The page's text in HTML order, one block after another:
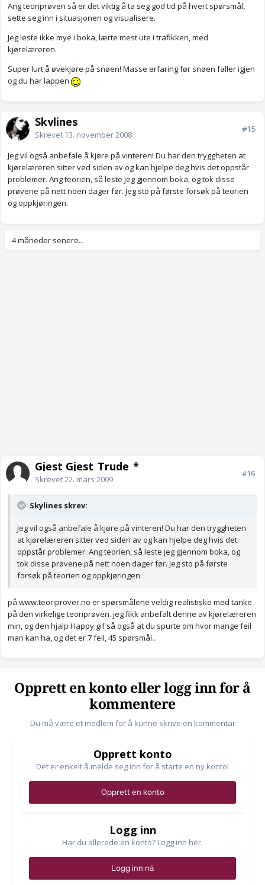
Ang teoriprøven så er det viktig å ta seg god tid på hvert spørsmål,
sette seg inn i situasjonen og visualisere.
Jeg leste ikke mye i boka, lærte mest ute i trafikken, med
kjørelæreren.
Super lurt å øvekjøre på snøen! Masse erfaring før snøen faller igjen
og du har lappen
Skylines
Skrevet 13. november 2008
#15
Jeg vil også anbefale å kjøre på vinteren! Du har den tryggheten at
kjørelæreren sitter ved siden av og kan hjelpe deg hvis det oppstår
problemer. Ang teorien, så leste jeg gjennom boka, og tok disse
prøvene på nett noen dager før. Jeg sto på første forsøk på teorien
og oppkjøringen.
4 måneder senere...
Gjest Gjest_Trude_*
Skrevet22. mars 2009
#16
Skylines skrev:
Jeg vil også anbefale å kjøre på vinteren! Du har den tryggheten
at kjørelæreren sitter ved siden av og kan hjelpe deg hvis det
oppstår problemer. Ang teorien, så leste jeg gjennom boka, og
tok disse prøvene på nett noen dager før. Jeg sto på første
forsøk på teorien og oppkjøringen.
på www.teoriprover.no er spørsmålene veldig realistiske med tanke
på den virkelige teoriprøven. jeg fikk anbefalt denne av kjørelæreren
min, og den hjalp Happy.gif så også at du spurte om hvor mange feil
man kan ha, og det er 7 feil, 45 spørsmål..
Opprett en konto eller logg inn for å
kommentere
Du må være et medlem for å kunne skrive en kommentar
Opprett konto
Det er enkelt å melde seg inn for å starte en ny konto!
Opprett en konto
Logg inn
Har du allerede en konto? Logg inn her.
Logg inn nå